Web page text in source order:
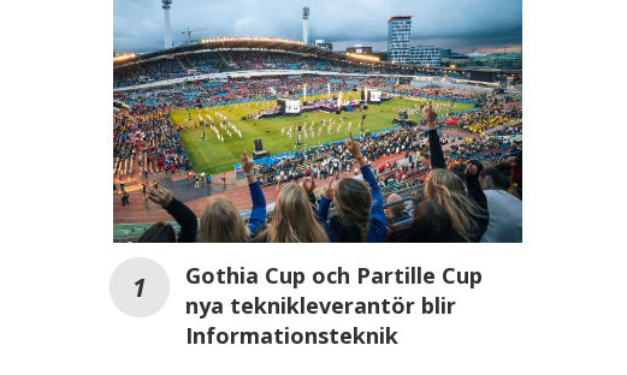
Gothia Cup och Partille Cup
nya teknikleverantör blir
Informationsteknik